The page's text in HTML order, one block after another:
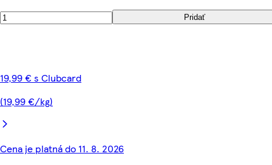
Pridať
19,99 € s Clubcard
(19,99 €/kg)
Cena je platná do 11. 8. 2026